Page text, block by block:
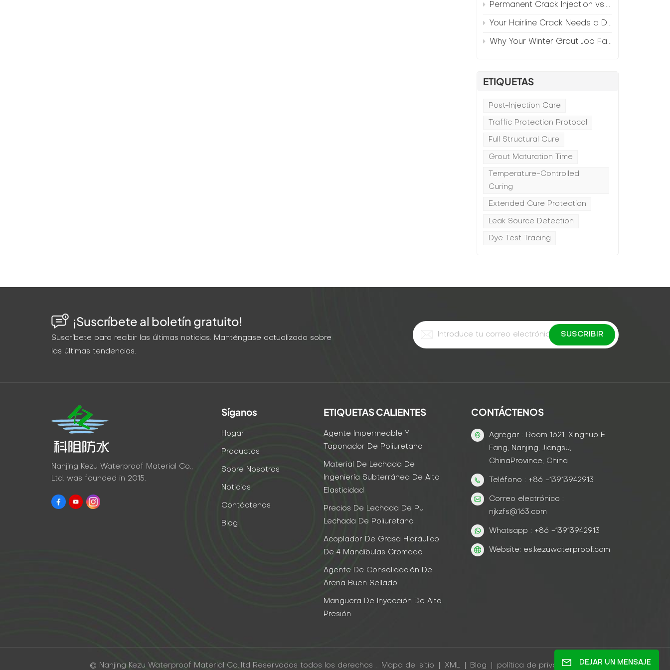
Permanent Crack Injection vs. Annual Patching—The Math
Your Hairline Crack Needs a Different Grout Than Your Wide Gap
Why Your Winter Grout Job Failed (And How to Fix It)
ETIQUETAS
Post-Injection Care
Traffic Protection Protocol
Full Structural Cure
Grout Maturation Time
Temperature-Controlled
Curing
Extended Cure Protection
Leak Source Detection
Dye Test Tracing
¡Suscríbete al boletín gratuito!
Suscríbete para recibir las últimas noticias. Manténgase actualizado sobre
las últimas tendencias.
Nanjing Kezu Waterproof Material Co.,
Ltd. was founded in 2015.
Síganos
Hogar
Productos
Sobre Nosotros
Noticias
Contáctenos
Blog
ETIQUETAS CALIENTES
Agente Impermeable Y
Taponador De Poliuretano
Material De Lechada De
Ingeniería Subterránea De Alta
Elasticidad
Precios De Lechada De Pu
Lechada De Poliuretano
Acoplador De Grasa Hidráulico
De 4 Mandíbulas Cromado
Agente De Consolidación De
Arena Buen Sellado
Manguera De Inyección De Alta
Presión
CONTÁCTENOS
Agregar : Room 1621, Xinghuo E
Fang, Nanjing, Jiangsu,
ChinaProvince, China
Teléfono : +86 -13913942913
Correo electrónico :
njkzfs@163.com
Whatsapp : +86 -13913942913
Website: es.kezuwaterproof.com
© Nanjing Kezu Waterproof Material Co.,ltd Reservados todos los derechos . Mapa del sitio XML Blog política de privacidad DEJAR UN MENSAJE